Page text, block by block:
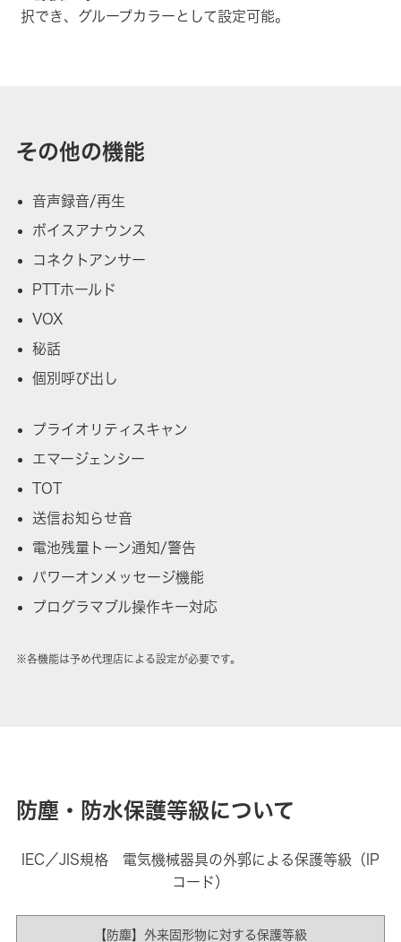
択でき、グループカラーとして設定可能。
その他の機能
音声録音/再生
ボイスアナウンス
コネクトアンサー
PTTホールド
VOX
秘話
個別呼び出し
プライオリティスキャン
エマージェンシー
TOT
送信お知らせ音
電池残量トーン通知/警告
パワーオンメッセージ機能
プログラマブル操作キー対応
※各機能は予め代理店による設定が必要です。
防塵・防水保護等級について
IEC／JIS規格 電気機械器具の外郭による保護等級（IP
コード）
【防塵】外来固形物に対する保護等級